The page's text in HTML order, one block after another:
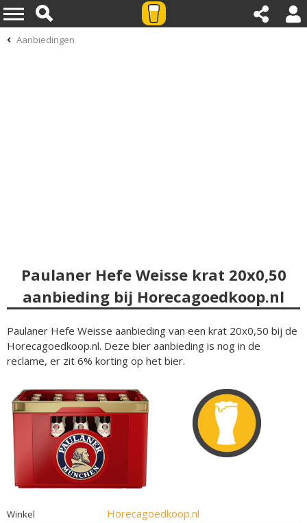
Aanbiedingen
Paulaner Hefe Weisse krat 20x0,50
aanbieding bij Horecagoedkoop.nl
Paulaner Hefe Weisse aanbieding van een krat 20x0,50 bij de
Horecagoedkoop.nl. Deze bier aanbieding is nog in de
reclame, er zit 6% korting op het bier.
Winkel Horecagoedkoop.nl